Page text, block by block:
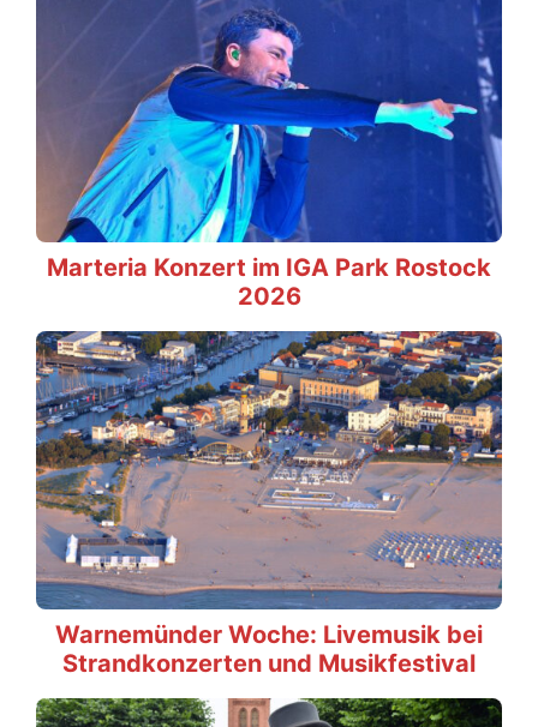
Marteria Konzert im IGA Park Rostock
2026
Warnemünder Woche: Livemusik bei
Strandkonzerten und Musikfestival